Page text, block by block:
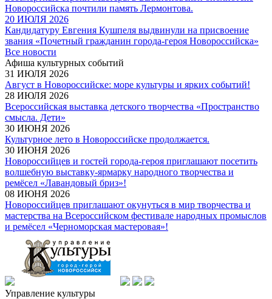
Новороссийска почтили память Лермонтова.
20 ИЮЛЯ 2026
Кандидатуру Евгения Кушпеля выдвинули на присвоение
звания «Почетный гражданин города-героя Новороссийска»
Все новости
Афиша культурных событий
31 ИЮЛЯ 2026
Август в Новороссийске: море культуры и ярких событий!
28 ИЮЛЯ 2026
Всероссийская выставка детского творчества «Пространство
смысла. Дети»
30 ИЮНЯ 2026
Культурное лето в Новороссийске продолжается.
30 ИЮНЯ 2026
Новороссийцев и гостей города-героя приглашают посетить
волшебную выставку-ярмарку народного творчества и
ремёсел «Лавандовый бриз»!
08 ИЮНЯ 2026
Новороссийцев приглашают окунуться в мир творчества и
мастерства на Всероссийском фестивале народных промыслов
и ремёсел «Черноморская мастеровая»!
Управление культуры